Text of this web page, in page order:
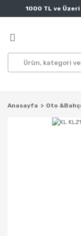
1000 TL ve Üzeri
Anasayfa Oto